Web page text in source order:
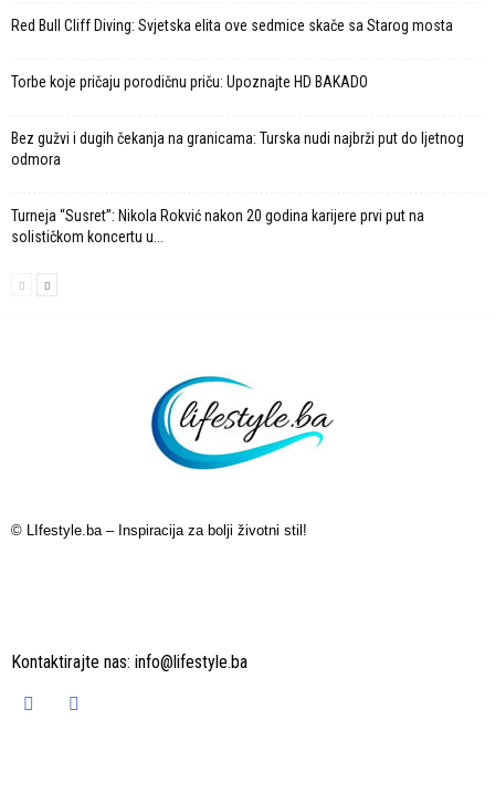
Red Bull Cliff Diving: Svjetska elita ove sedmice skače sa Starog mosta
Torbe koje pričaju porodičnu priču: Upoznajte HD BAKADO
Bez gužvi i dugih čekanja na granicama: Turska nudi najbrži put do ljetnog
odmora
Turneja “Susret”: Nikola Rokvić nakon 20 godina karijere prvi put na
solističkom koncertu u...
© LIfestyle.ba – Inspiracija za bolji životni stil!
Kontaktirajte nas: info@lifestyle.ba